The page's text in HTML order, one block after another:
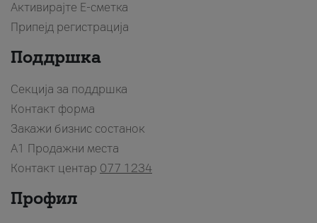
Активирајте Е-сметка
Припејд регистрација
Поддршка
Секција за поддршка
Контакт форма
Закажи бизнис состанок
A1 Продажни места
Контакт центар 077 1234
Профил